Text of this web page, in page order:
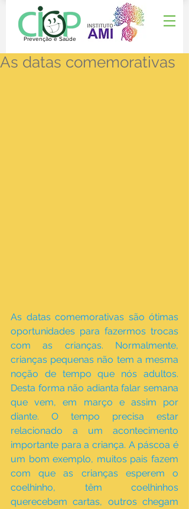
Prevenção e Saúde
As datas comemorativas
As datas comemorativas são ótimas
oportunidades para fazermos trocas
com as crianças. Normalmente,
crianças pequenas não tem a mesma
noção de tempo que nós adultos.
Desta forma não adianta falar semana
que vem, em março e assim por
diante. O tempo precisa estar
relacionado a um acontecimento
importante para a criança. A páscoa é
um bom exemplo, muitos pais fazem
com que as crianças esperem o
coelhinho, têm coelhinhos
querecebem cartas, outros chegam